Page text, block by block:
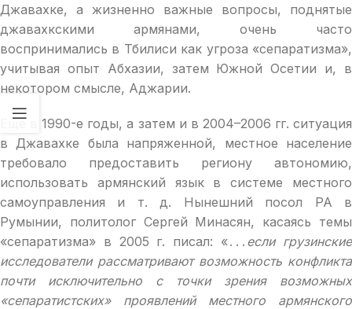
Джавахке, а жизненно важные вопросы, поднятые
джавахкскими армянами, очень часто
воспринимались в Тбилиси как угроза «сепаратизма»,
учитывая опыт Абхазии, затем Южной Осетии и, в
некотором смысле, Аджарии.
Еще в 1990-е годы, а затем и в 2004–2006 гг. ситуация
в Джавахке была напряженной, местное население
требовало предоставить региону автономию,
использовать армянский язык в системе местного
самоуправления и т. д. Нынешний посол РА в
Румынии, политолог Сергей Минасян, касаясь темы
«сепаратизма» в 2005 г. писал: «․․․ если грузинские
исследователи рассматривают возможность конфликта
почти исключительно с точки зрения возможных
«сепаратистских» проявлений местного армянского